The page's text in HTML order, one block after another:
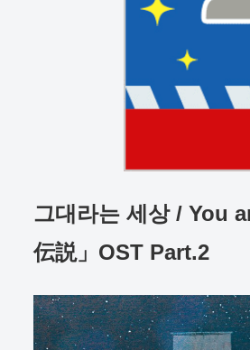
그대라는 세상 / You
伝説」OST Part.2